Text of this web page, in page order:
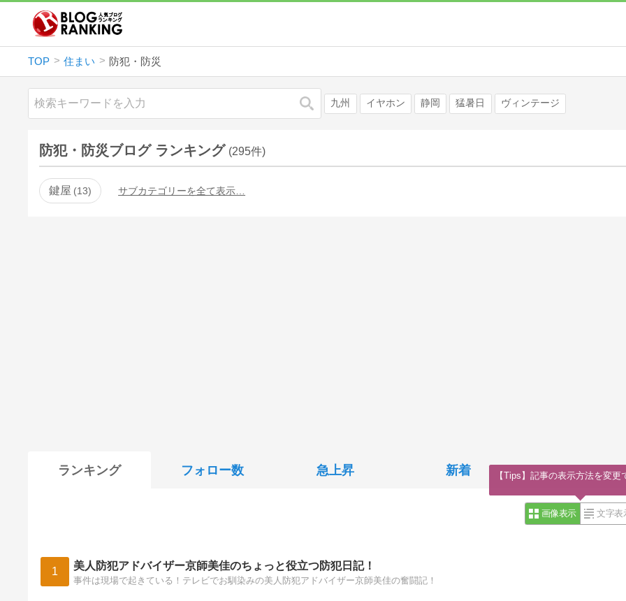
TOP 住まい 防犯・防災
検索 九州 イヤホン 静岡 猛暑日 ヴィンテージ
防犯・防災ブログ ランキング (295件)
鍵屋 13 サブカテゴリーを全て表示…
ランキング フォロー数 急上昇 新着
画像表示 文字表
1 美人防犯アドバイザー京師美佳のちょっと役立つ防犯日記！
事件は現場で起きている！テレビでお馴染みの美人防犯アドバイザー京師美佳の奮闘記！
【Tips】記事の表示方法を変更